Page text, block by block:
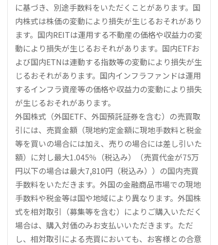
に基づき、別途手数料をいただくことがあります。国
内株式は株価の変動により損失が生じるおそれがあり
ます。国内REITは運用する不動産の価格や収益力の変
動により損失が生じるおそれがあります。国内ETFお
よび国内ETNは連動する指数等の変動により損失が生
じるおそれがあります。国内インフラファンドは運用
するインフラ資産等の価格や収益力の変動により損失
が生じるおそれがあります。
外国株式（外国ETF、外国預託証券を含む）の売買取
引には、売買金額（現地約定金額に現地手数料と税金
等を買いの場合には加え、売りの場合には差し引いた
額）に対し最大1.045％（税込み）（売買代金が75万
円以下の場合は最大7,810円（税込み））の国内売買
手数料をいただきます。外国の金融商品市場での現地
手数料や税金等は国や地域により異なります。外国株
式を相対取引（募集等を含む）によりご購入いただく
場合は、購入対価のみお支払いいただきます。ただ
し、相対取引による売買においても、お客様との合意